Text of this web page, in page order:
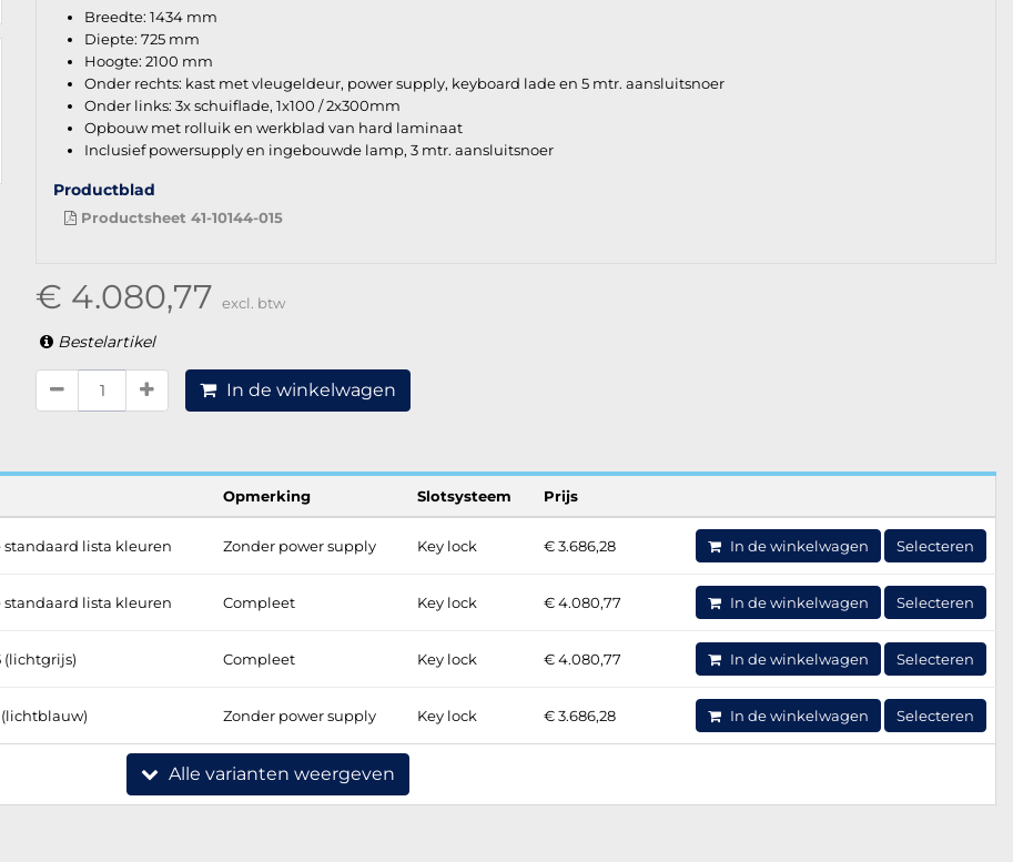
Breedte: 1434 mm
Diepte: 725 mm
Hoogte: 2100 mm
Onder rechts: kast met vleugeldeur, power supply, keyboard lade en 5 mtr. aansluitsnoer
Onder links: 3x schuiflade, 1x100 / 2x300mm
Opbouw met rolluik en werkblad van hard laminaat
Inclusief powersupply en ingebouwde lamp, 3 mtr. aansluitsnoer
Productblad
Productsheet 41-10144-015
€ 4.080,77 excl. btw
Bestelartikel
In de winkelwagen
Opmerking Slotsysteem Prijs
standaard lista kleuren Zonder power supply Key lock € 3.686,28 In de winkelwagen Selecteren
standaard lista kleuren Compleet Key lock € 4.080,77 In de winkelwagen Selecteren
(lichtgrijs) Compleet Key lock € 4.080,77 In de winkelwagen Selecteren
(lichtblauw) Zonder power supply Key lock € 3.686,28 In de winkelwagen Selecteren
Alle varianten weergeven